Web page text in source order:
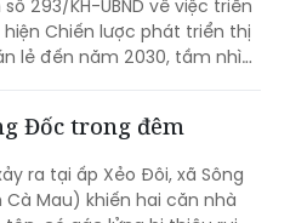
293/KH-UBND về việc triển
Chiến lược phát triển thị
lẻ đến năm 2030, tầm nhìn
Đốc trong đêm
ra tại ấp Xẻo Đôi, xã Sông
Mau) khiến hai căn nhà